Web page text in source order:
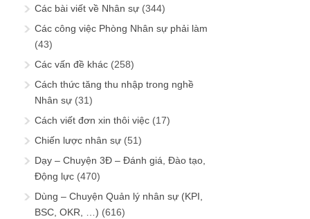
Các bài viết về Nhân sự (344)
Các công việc Phòng Nhân sự phải làm
(43)
Các vấn đề khác (258)
Cách thức tăng thu nhập trong nghề
Nhân sự (31)
Cách viết đơn xin thôi việc (17)
Chiến lược nhân sự (51)
Dạy – Chuyện 3Đ – Đánh giá, Đào tạo,
Động lực (470)
Dùng – Chuyện Quản lý nhân sự (KPI,
BSC, OKR, …) (616)